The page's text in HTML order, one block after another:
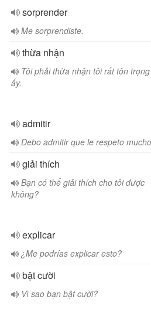
sorprender
Me sorprendiste.
thừa nhận
Tôi phải thừa nhận tôi rất tôn
ấy.
admitir
Debo admitir que le respeto
giải thích
Bạn có thể giải thích cho tôi được
không?
explicar
¿Me podrías explicar esto?
bật cười
Vì sao bạn bật cười?